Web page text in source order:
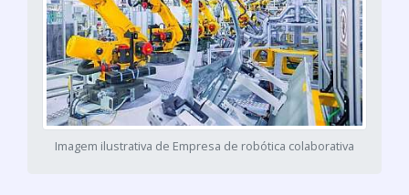
Imagem ilustrativa de Empresa de robótica colaborativa